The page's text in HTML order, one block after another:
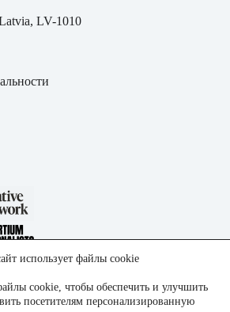
LV-1010
использует файлы cookie
cookie, чтобы обеспечить и улучшить
посетителям персонализированную